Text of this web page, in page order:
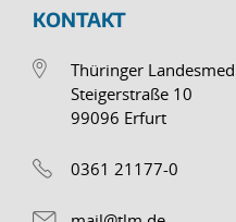
KONTAKT
Thüringer
Steigerstraße 10
99096 Erfurt
0361 21177-0